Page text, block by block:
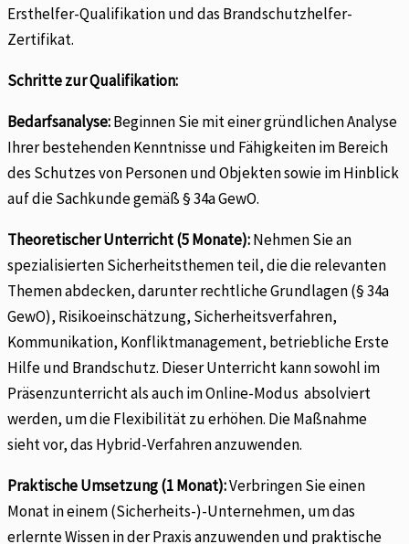
Ersthelfer-Qualifikation und das Brandschutzhelfer-
Zertifikat.
Schritte zur Qualifikation:
Bedarfsanalyse:Beginnen Sie mit einer gründlichen Analyse
Ihrer bestehenden Kenntnisse und Fähigkeiten im Bereich
des Schutzes von Personen und Objekten sowie im Hinblick
auf die Sachkunde gemäß § 34a GewO.
Theoretischer Unterricht (5 Monate):Nehmen Sie an
spezialisierten Sicherheitsthemen teil, die die relevanten
Themen abdecken, darunter rechtliche Grundlagen (§ 34a
GewO), Risikoeinschätzung, Sicherheitsverfahren,
Kommunikation, Konfliktmanagement, betriebliche Erste
Hilfe und Brandschutz. Dieser Unterricht kann sowohl im
Präsenzunterricht als auch im Online-Modus absolviert
werden, um die Flexibilität zu erhöhen. Die Maßnahme
sieht vor, das Hybrid-Verfahren anzuwenden.
Praktische Umsetzung (1 Monat):Verbringen Sie einen
Monat in einem (Sicherheits-)-Unternehmen, um das
erlernte Wissen in der Praxis anzuwenden und praktische